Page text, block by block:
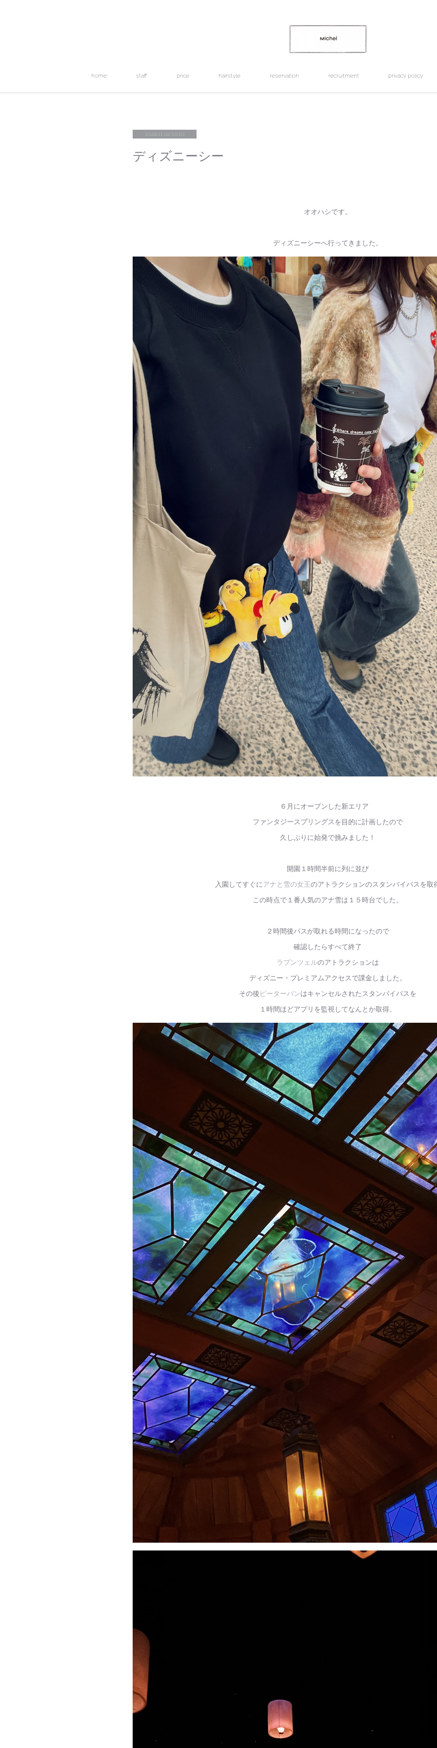
home staff price hairstyle reservation recruitment privacy policy
2024.11.02 10:10
ディズニーシー
オオハシです。
ディズニーシーへ行ってきました。
６月にオープンした新エリア
ファンタジースプリングスを目的に計画したので
久しぶりに始発で挑みました！
開園１時間半前に列に並び
入園してすぐにアナと雪の女王のアトラクションのスタンバイパスを取
この時点で１番人気のアナ雪は１５時台でした。
２時間後パスが取れる時間になったので
確認したらすべて終了
ラプンツェルのアトラクションは
ディズニー・プレミアムアクセスで課金しました。
その後ピーターパンはキャンセルされたスタンバイパスを
１時間ほどアプリを監視してなんとか取得。